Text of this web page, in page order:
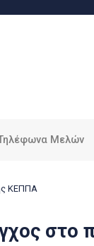
Μελών
ΚΕΠΠΑ
στο